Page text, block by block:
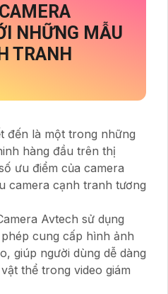
NHỮNG MẪU
TRANH
đến là một trong những
hàng đầu trên thị
ưu điểm của camera
camera cạnh tranh tương
Avtech sử dụng
cung cấp hình ảnh
giúp người dùng dễ dàng
thể trong video giám